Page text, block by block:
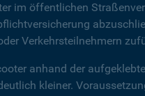
im öffentlichen
Verkehrsteilnehmern
anhand der
kleiner.